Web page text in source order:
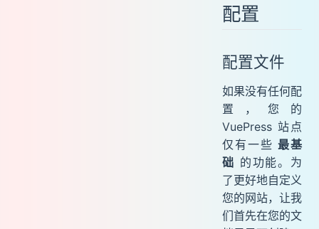
配置
配置文件
如果没有任何配
置，您的
VuePress 站点
仅有一些最基
础 的功能。为
了更好地自定义
您的网站，让我
们首先在您的文